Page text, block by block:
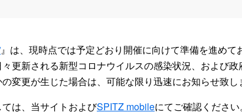
』は、現時点では予定どおり開催に向けて準備を進めて
更新される新型コロナウイルスの感染状況、および
変更が生じた場合は、可能な限り迅速にお知らせ致し
は、当サイトおよびSPITZ mobileにてご確認ください。